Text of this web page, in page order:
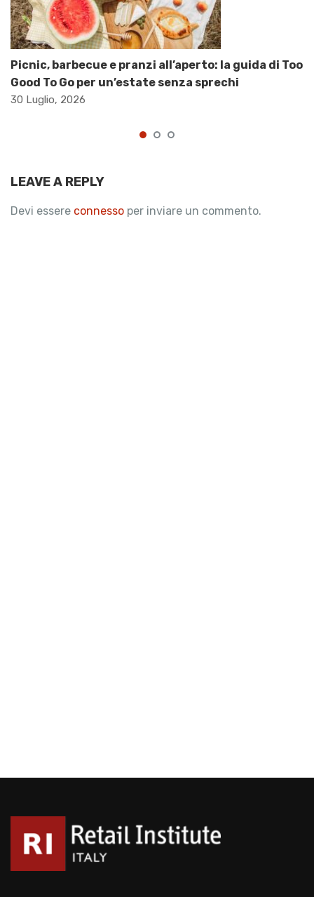
Picnic, barbecue e pranzi all’aperto: la guida di Too
Good To Go per un’estate senza sprechi
30 Luglio, 2026
LEAVE A REPLY
Devi essere connesso per inviare un commento.